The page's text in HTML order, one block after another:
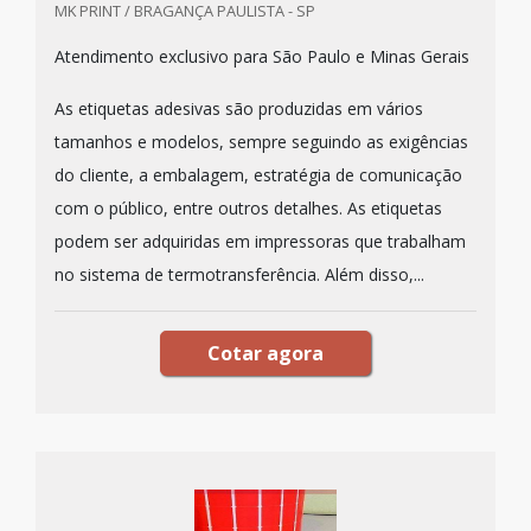
MK PRINT / BRAGANÇA PAULISTA - SP
Atendimento exclusivo para São Paulo e Minas Gerais
As etiquetas adesivas são produzidas em vários
tamanhos e modelos, sempre seguindo as exigências
do cliente, a embalagem, estratégia de comunicação
com o público, entre outros detalhes. As etiquetas
podem ser adquiridas em impressoras que trabalham
no sistema de termotransferência. Além disso,...
Cotar agora